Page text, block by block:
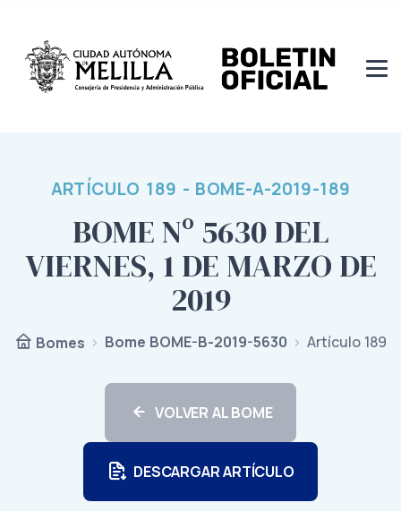
ARTÍCULO 189 - BOME-A-2019-189
BOME Nº 5630 DEL
VIERNES, 1 DE MARZO DE
2019
Bomes Bome BOME-B-2019-5630 Artículo 189
VOLVER AL BOME
DESCARGAR ARTÍCULO